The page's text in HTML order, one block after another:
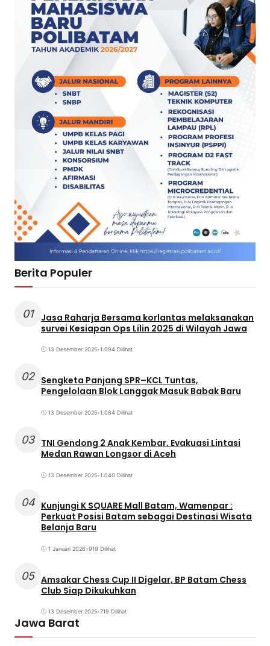
Berita Populer
01
Jasa Raharja Bersama korlantas melaksanakan
survei Kesiapan Ops Lilin 2025 di Wilayah Jawa
13 Desember 2025•1.094 Dilihat
02 Sengketa Panjang SPR–KCL Tuntas,
Pengelolaan Blok Langgak Masuk Babak Baru
13 Desember 2025•1.084 Dilihat
03 TNI Gendong 2 Anak Kembar, Evakuasi Lintasi
Medan Rawan Longsor di Aceh
13 Desember 2025•1.040 Dilihat
04 Kunjungi K SQUARE Mall Batam, Wamenpar :
Perkuat Posisi Batam sebagai Destinasi Wisata
Belanja Baru
1 Januari 2026•919 Dilihat
05 Amsakar Chess Cup II Digelar, BP Batam Chess
Club Siap Dikukuhkan
13 Desember 2025•719 Dilihat
Jawa Barat